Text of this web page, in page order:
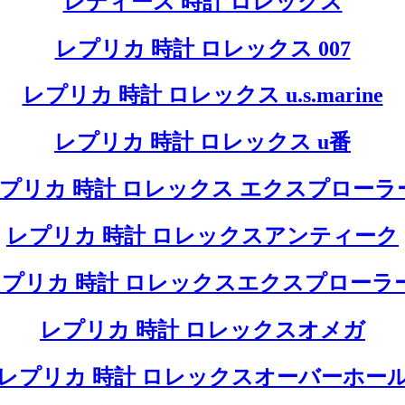
レプリカ 時計 ロレックス 007
レプリカ 時計 ロレックス u.s.marine
レプリカ 時計 ロレックス u番
リカ 時計 ロレックス エクスプローラ
レプリカ 時計 ロレックスアンティーク
リカ 時計 ロレックスエクスプローラ
レプリカ 時計 ロレックスオメガ
プリカ 時計 ロレックスオーバーホー